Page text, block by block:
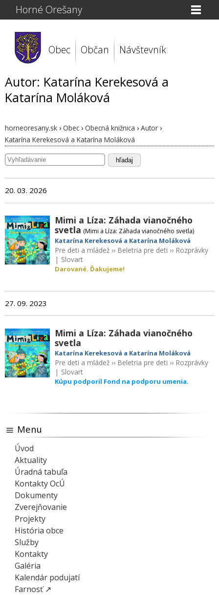
Horné Orešany
Obec Občan Návštevník
Autor: Katarína Kerekesová a
Katarína Moláková
horneoresany.sk › Obec › Obecná knižnica › Autor ›
Katarína Kerekesová a Katarína Moláková
hľadaj
20. 03. 2026
Mimi a Líza: Záhada vianočného
svetla (Mimi a Líza: Záhada vianočného svetla)
Katarína Kerekesová a Katarína Moláková
Pre deti a mládež›› Beletria pre deti ›› Rozprávky
| Slovart
Darované. Ďakujeme!
27. 09. 2023
Mimi a Líza: Záhada vianočného
svetla
Katarína Kerekesová a Katarína Moláková
Pre deti a mládež›› Beletria pre deti ›› Rozprávky
| Slovart
Kúpu podporil Fond na podporu umenia.
Menu
Úvod
Aktuality
Úradná tabuľa
Kontakty OcÚ
Dokumenty
Zverejňovanie
Projekty
História obce
Služby
Kontakty
Galéria
Kalendár podujatí
Farnosť ↗